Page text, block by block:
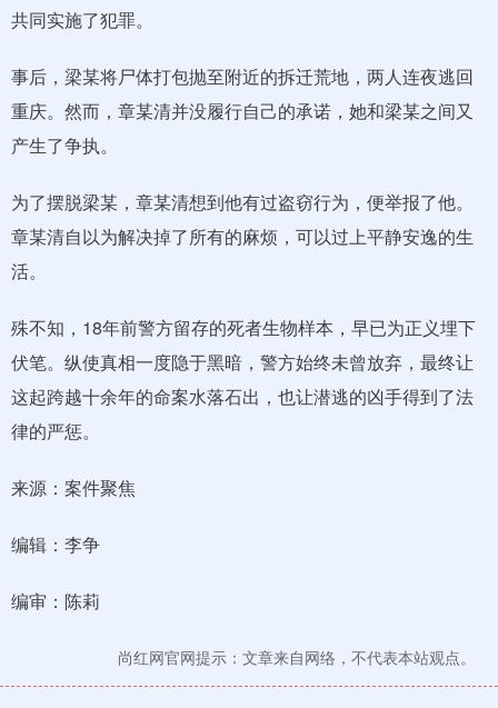
共同实施了犯罪。
事后，梁某将尸体打包抛至附近的拆迁荒地，两人连夜逃回
重庆。然而，章某清并没履行自己的承诺，她和梁某之间又
产生了争执。
为了摆脱梁某，章某清想到他有过盗窃行为，便举报了他。
章某清自以为解决掉了所有的麻烦，可以过上平静安逸的生
活。
殊不知，18年前警方留存的死者生物样本，早已为正义埋下
伏笔。纵使真相一度隐于黑暗，警方始终未曾放弃，最终让
这起跨越十余年的命案水落石出，也让潜逃的凶手得到了法
律的严惩。
来源：案件聚焦
编辑：李争
编审：陈莉
尚红网官网提示：文章来自网络，不代表本站观点。